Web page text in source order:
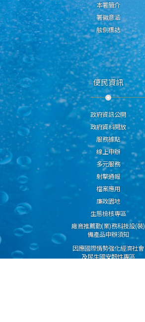
本署簡介
署徽意涵
舷側標誌
便民資訊
政府資訊公開
政府資料開放
服務據點
線上申辦
多元服務
射擊通報
檔案應用
廉政園地
生態檢核專區
廠商推薦勤(業)務科技設(裝)
備產品申辦須知
因應國際情勢強化經濟社會
及民生國安韌性專區